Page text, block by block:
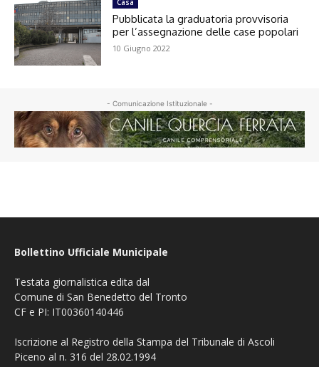
Pubblicata la graduatoria provvisoria
per l’assegnazione delle case popolari
10 Giugno 2022
- Comunicazione Istituzionale -
Bollettino Ufficiale Municipale
Testata giornalistica edita dal
Comune di San Benedetto del Tronto
CF e PI: IT00360140446
Iscrizione al Registro della Stampa del Tribunale di Ascoli
Piceno al n. 316 del 28.02.1994